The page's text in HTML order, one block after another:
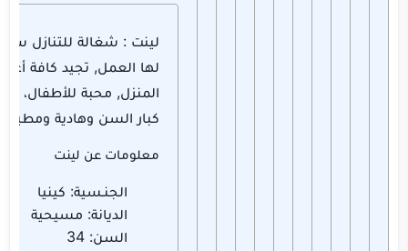
لينت : شغالة للتنازل
لها العمل, تجيد كافة
المنزل, محبة للأطفال،
كبار السن وهادية
معلومات عن لينت
الجنـسية: كينيا
الديانة: مسيحية
السن: 34